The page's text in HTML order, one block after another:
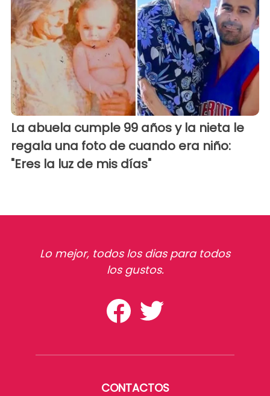
La abuela cumple 99 años y la nieta le
regala una foto de cuando era niño:
"Eres la luz de mis días"
Lo mejor, todos los dias para todos
los gustos.
CONTACTOS